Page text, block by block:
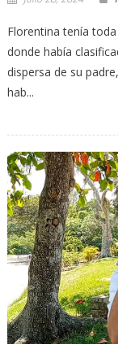
Florentina tenía
donde había
dispersa de su
hab...